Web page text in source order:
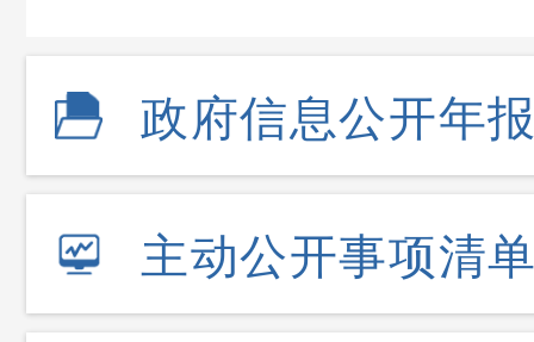
政府信息公开年
主动公开事项清